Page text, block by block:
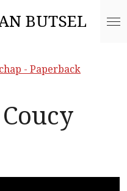
BUTSEL
- Paperback